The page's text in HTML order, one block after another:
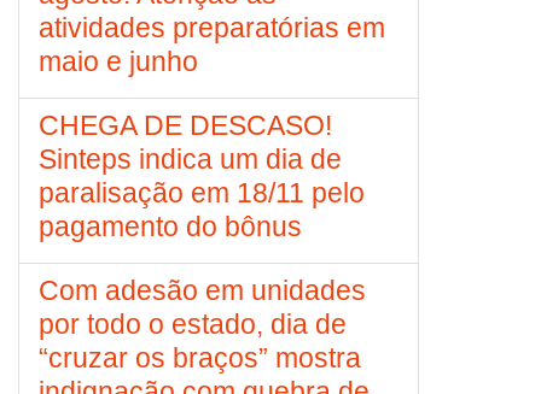
atividades preparatórias em
maio e junho
CHEGA DE DESCASO!
Sinteps indica um dia de
paralisação em 18/11 pelo
pagamento do bônus
Com adesão em unidades
por todo o estado, dia de
“cruzar os braços” mostra